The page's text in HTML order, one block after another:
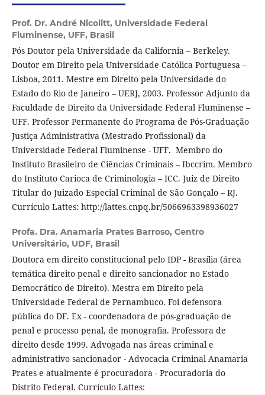
Prof. Dr. André Nicolitt, Universidade Federal
Fluminense, UFF, Brasil
Pós Doutor pela Universidade da California – Berkeley.
Doutor em Direito pela Universidade Católica Portuguesa –
Lisboa, 2011. Mestre em Direito pela Universidade do
Estado do Rio de Janeiro – UERJ, 2003. Professor Adjunto da
Faculdade de Direito da Universidade Federal Fluminense –
UFF. Professor Permanente do Programa de Pós-Graduação
Justiça Administrativa (Mestrado Profissional) da
Universidade Federal Fluminense - UFF. Membro do
Instituto Brasileiro de Ciências Criminais – Ibccrim. Membro
do Instituto Carioca de Criminologia – ICC. Juiz de Direito
Titular do Juizado Especial Criminal de São Gonçalo – RJ.
Currículo Lattes: http://lattes.cnpq.br/5066963398936027
Profa. Dra. Anamaria Prates Barroso, Centro
Universitário, UDF, Brasil
Doutora em direito constitucional pelo IDP - Brasília (área
temática direito penal e direito sancionador no Estado
Democrático de Direito). Mestra em Direito pela
Universidade Federal de Pernambuco. Foi defensora
pública do DF. Ex - coordenadora de pós-graduação de
penal e processo penal, de monografia. Professora de
direito desde 1999. Advogada nas áreas criminal e
administrativo sancionador - Advocacia Criminal Anamaria
Prates e atualmente é procuradora - Procuradoria do
Distrito Federal. Currículo Lattes: